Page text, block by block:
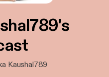
Kaushal789